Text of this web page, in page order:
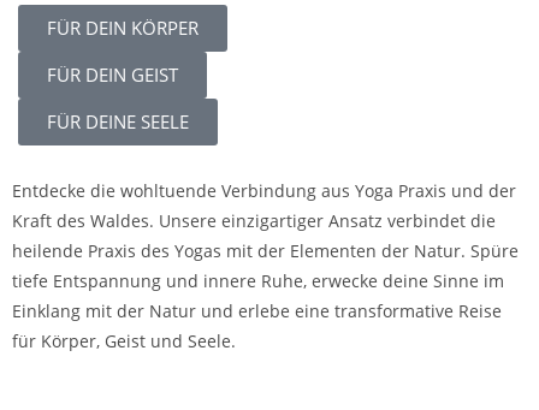
FÜR DEIN KÖRPER
FÜR DEIN GEIST
FÜR DEINE SEELE
Entdecke die wohltuende Verbindung aus Yoga Praxis und der
Kraft des Waldes. Unsere einzigartiger Ansatz verbindet die
heilende Praxis des Yogas mit der Elementen der Natur. Spüre
tiefe Entspannung und innere Ruhe, erwecke deine Sinne im
Einklang mit der Natur und erlebe eine transformative Reise
für Körper, Geist und Seele.